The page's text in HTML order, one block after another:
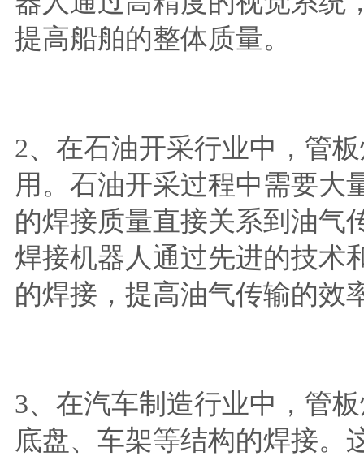
提高船舶的整体质量。
2、在石油开采行业中，管
用。石油开采过程中需要大
的焊接质量直接关系到油气
焊接机器人通过先进的技术
的焊接，提高油气传输的效
3、在汽车制造行业中，管
底盘、车架等结构的焊接。